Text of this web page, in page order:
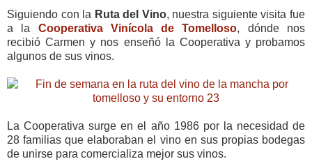
Siguiendo con la Ruta del Vino, nuestra siguiente visita fue
a la Cooperativa Vinícola de Tomelloso, dónde nos
recibió Carmen y nos enseñó la Cooperativa y probamos
algunos de sus vinos.
La Cooperativa surge en el año 1986 por la necesidad de
28 familias que elaboraban el vino en sus propias bodegas
de unirse para comercializa mejor sus vinos.